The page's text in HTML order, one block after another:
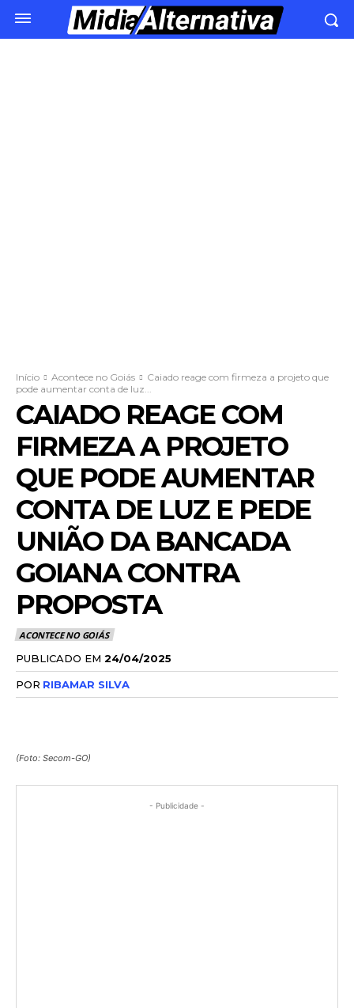
Início Acontece no Goiás
Caiado reage com firmeza a projeto que
pode aumentar conta de luz...
CAIADO REAGE COM
FIRMEZA A PROJETO
QUE PODE AUMENTAR
CONTA DE LUZ E PEDE
UNIÃO DA BANCADA
GOIANA CONTRA
PROPOSTA
ACONTECE NO GOIÁS
PUBLICADO EM 24/04/2025
POR RIBAMAR SILVA
(Foto: Secom-GO)
- Publicidade -